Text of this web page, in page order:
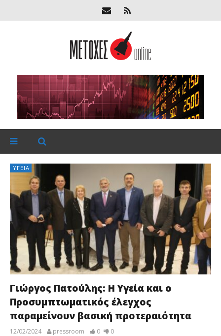
ΥΓΕΊΑ
Γιώργος Πατούλης: Η Υγεία και ο
Προσυμπτωματικός έλεγχος
παραμείνουν βασική προτεραιότητα
12/02/2024 pressroom 0 0